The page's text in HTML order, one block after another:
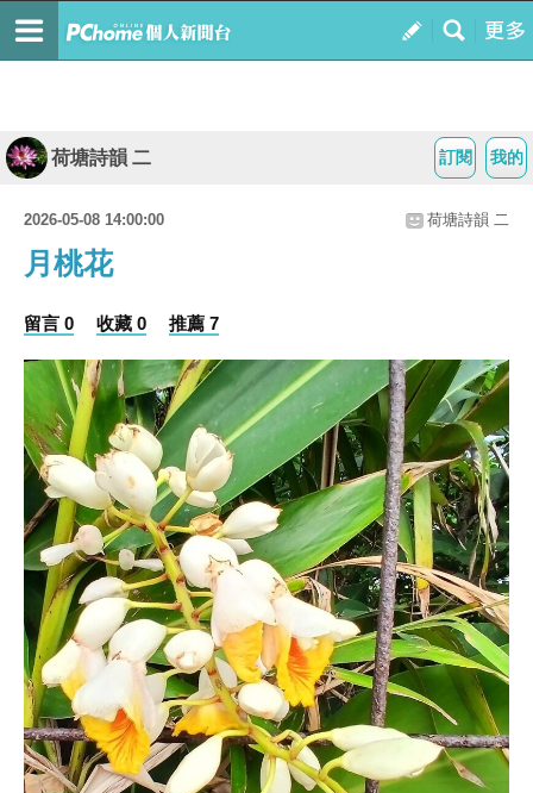
我的
訂閱
荷塘詩韻 二
2026-05-08 14:00:00 荷塘詩韻 二
月桃花
留言 0 收藏 0 推薦 7